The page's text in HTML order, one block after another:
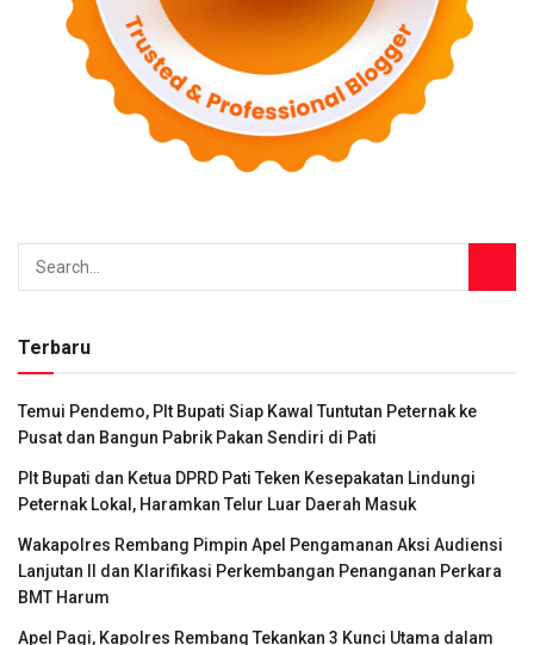
Terbaru
Temui Pendemo, Plt Bupati Siap Kawal Tuntutan Peternak ke
Pusat dan Bangun Pabrik Pakan Sendiri di Pati
Plt Bupati dan Ketua DPRD Pati Teken Kesepakatan Lindungi
Peternak Lokal, Haramkan Telur Luar Daerah Masuk
Wakapolres Rembang Pimpin Apel Pengamanan Aksi Audiensi
Lanjutan II dan Klarifikasi Perkembangan Penanganan Perkara
BMT Harum
Apel Pagi, Kapolres Rembang Tekankan 3 Kunci Utama dalam